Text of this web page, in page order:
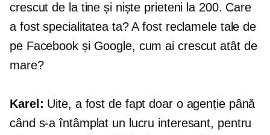
crescut de la tine și niște prieteni la 200. Care
a fost specialitatea ta? A fost reclamele tale de
pe Facebook și Google, cum ai crescut atât de
mare?
Karel: Uite, a fost de fapt doar o agenție până
când s-a întâmplat un lucru interesant, pentru